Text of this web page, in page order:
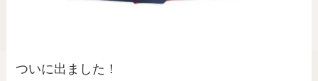
ついに出ました！